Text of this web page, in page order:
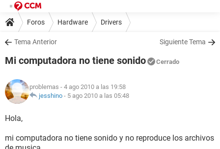
Foros Hardware Drivers
Tema Anterior Siguiente Tema
Mi computadora no tiene sonido Cerrado
problemas - 4 ago 2010 a las 19:58
jesshino - 5 ago 2010 a las 05:48
Hola,
mi computadora no tiene sonido y no reproduce los archivos